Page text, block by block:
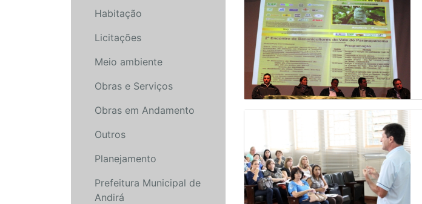
Habitação
Licitações
Meio ambiente
Obras e Serviços
Obras em Andamento
Outros
Planejamento
Prefeitura Municipal de
Andirá